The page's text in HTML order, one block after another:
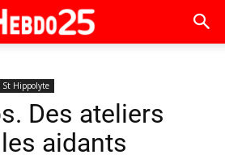
St Hippolyte
Des ateliers
aidants